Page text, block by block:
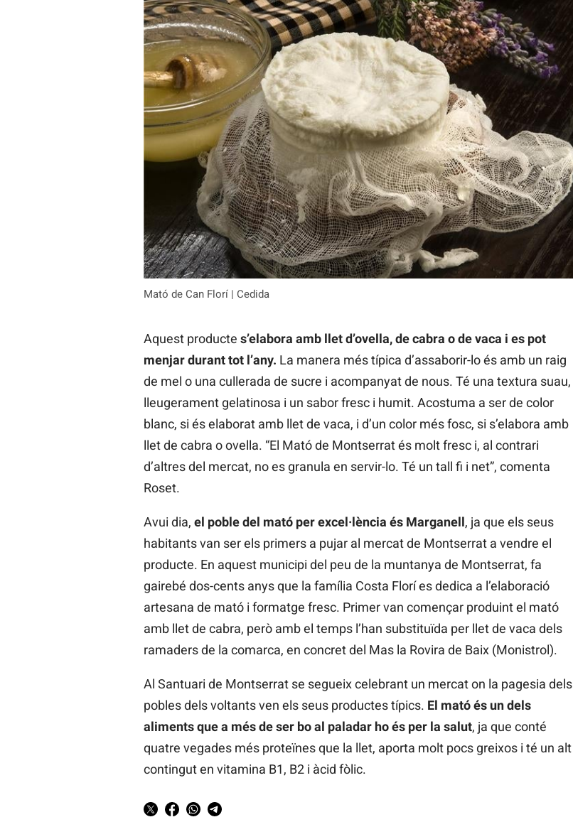
Mató de Can Florí | Cedida
Aquest producte s’elabora amb llet d’ovella, de cabra o de vaca i es pot
menjar durant tot l’any. La manera més típica d’assaborir-lo és amb un raig
de mel o una cullerada de sucre i acompanyat de nous. Té una textura suau,
lleugerament gelatinosa i un sabor fresc i humit. Acostuma a ser de color
blanc, si és elaborat amb llet de vaca, i d’un color més fosc, si s’elabora amb
llet de cabra o ovella. “El Mató de Montserrat és molt fresc i, al contrari
d’altres del mercat, no es granula en servir-lo. Té un tall fi i net”, comenta
Roset.
Avui dia, el poble del mató per excel·lència és Marganell, ja que els seus
habitants van ser els primers a pujar al mercat de Montserrat a vendre el
producte. En aquest municipi del peu de la muntanya de Montserrat, fa
gairebé dos-cents anys que la família Costa Florí es dedica a l’elaboració
artesana de mató i formatge fresc. Primer van començar produint el mató
amb llet de cabra, però amb el temps l’han substituïda per llet de vaca dels
ramaders de la comarca, en concret del Mas la Rovira de Baix (Monistrol).
Al Santuari de Montserrat se segueix celebrant un mercat on la pagesia dels
pobles dels voltants ven els seus productes típics. El mató és un dels
aliments que a més de ser bo al paladar ho és per la salut, ja que conté
quatre vegades més proteïnes que la llet, aporta molt pocs greixos i té un alt
contingut en vitamina B1, B2 i àcid fòlic.